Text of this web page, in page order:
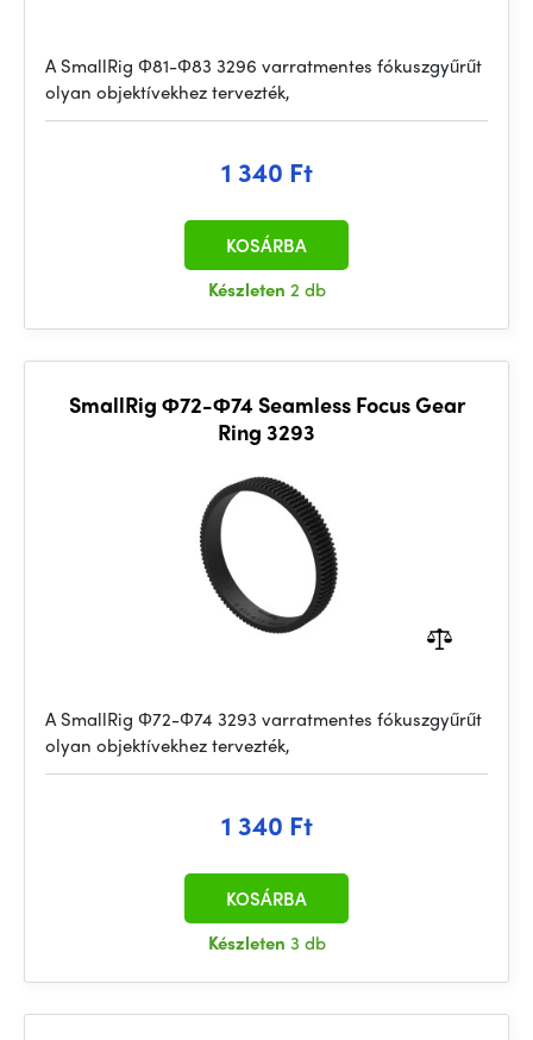
A SmallRig Φ81-Φ83 3296 varratmentes fókuszgyűrűt
olyan objektívekhez tervezték,
1 340 Ft
Készleten 2 db
KOSÁRBA
SmallRig Φ72-Φ74 Seamless Focus Gear
Ring 3293
A SmallRig Φ72-Φ74 3293 varratmentes fókuszgyűrűt
olyan objektívekhez tervezték,
1 340 Ft
Készleten 3 db
KOSÁRBA